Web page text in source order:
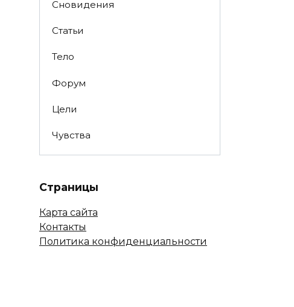
Сновидения
Статьи
Тело
Форум
Цели
Чувства
Страницы
Карта сайта
Контакты
Политика конфиденциальности